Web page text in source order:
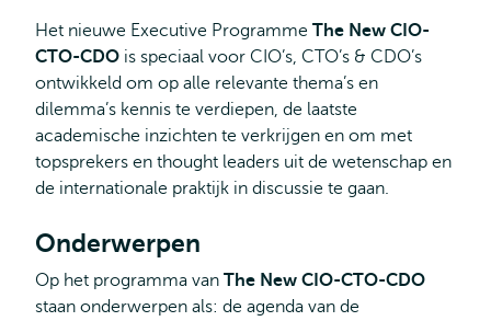
Het nieuwe Executive Programme The New CIO-
CTO-CDO is speciaal voor CIO’s, CTO’s & CDO’s
ontwikkeld om op alle relevante thema’s en
dilemma’s kennis te verdiepen, de laatste
academische inzichten te verkrijgen en om met
topsprekers en thought leaders uit de wetenschap en
de internationale praktijk in discussie te gaan.
Onderwerpen
Op het programma van The New CIO-CTO-CDO
staan onderwerpen als: de agenda van de